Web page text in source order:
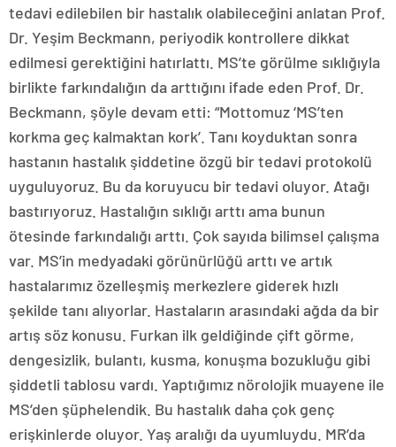
tedavi edilebilen bir hastalık olabileceğini anlatan Prof.
Dr. Yeşim Beckmann, periyodik kontrollere dikkat
edilmesi gerektiğini hatırlattı. MS’te görülme sıklığıyla
birlikte farkındalığın da arttığını ifade eden Prof. Dr.
Beckmann, şöyle devam etti: “Mottomuz ‘MS’ten
korkma geç kalmaktan kork’. Tanı koyduktan sonra
hastanın hastalık şiddetine özgü bir tedavi protokolü
uyguluyoruz. Bu da koruyucu bir tedavi oluyor. Atağı
bastırıyoruz. Hastalığın sıklığı arttı ama bunun
ötesinde farkındalığı arttı. Çok sayıda bilimsel çalışma
var. MS’in medyadaki görünürlüğü arttı ve artık
hastalarımız özelleşmiş merkezlere giderek hızlı
şekilde tanı alıyorlar. Hastaların arasındaki ağda da bir
artış söz konusu. Furkan ilk geldiğinde çift görme,
dengesizlik, bulantı, kusma, konuşma bozukluğu gibi
şiddetli tablosu vardı. Yaptığımız nörolojik muayene ile
MS’den şüphelendik. Bu hastalık daha çok genç
erişkinlerde oluyor. Yaş aralığı da uyumluydu. MR’da